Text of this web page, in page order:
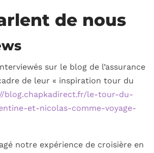
de nous
sur le blog de l’assurance
de leur « inspiration tour du
blog.chapkadirect.fr/le-tour-du-
et-nicolas-comme-voyage-
notre expérience de croisière en